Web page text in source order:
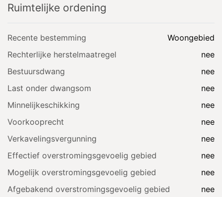
Ruimtelijke ordening
Recente bestemming
Woongebied
Rechterlijke herstelmaatregel
nee
Bestuursdwang
nee
Last onder dwangsom
nee
Minnelijkeschikking
nee
Voorkooprecht
nee
Verkavelingsvergunning
nee
Effectief overstromingsgevoelig gebied
nee
Mogelijk overstromingsgevoelig gebied
nee
Afgebakend overstromingsgevoelig gebied
nee